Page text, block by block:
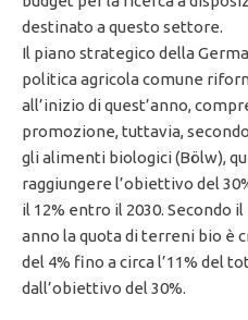
destinato a questo settore.
Il piano strategico della
politica agricola comune
all’inizio di quest’anno,
promozione, tuttavia,
gli alimenti biologici (Bölw),
raggiungere l’obiettivo del
il 12% entro il 2030. Secondo
anno la quota di terreni ​​bio è
del 4% fino a circa l’11% del
dall’obiettivo del 30%.